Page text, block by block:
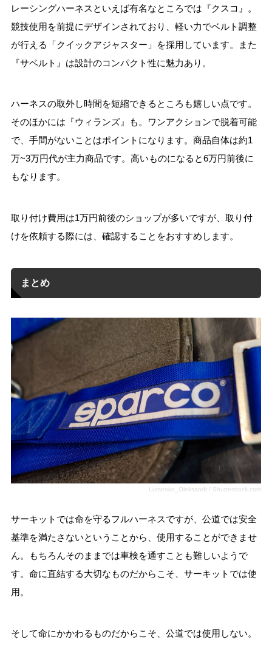
レーシングハーネスといえば有名なところでは『クスコ』。
競技使用を前提にデザインされており、軽い力でベルト調整
が行える「クイックアジャスター」を採用しています。また
『サベルト』は設計のコンパクト性に魅力あり。
ハーネスの取外し時間を短縮できるところも嬉しい点です。
そのほかには『ウィランズ』も。ワンアクションで脱着可能
で、手間がないことはポイントになります。商品自体は約1
万~3万円代が主力商品です。高いものになると6万円前後に
もなります。
取り付け費用は1万円前後のショップが多いですが、取り付
けを依頼する際には、確認することをおすすめします。
まとめ
Lutsenko_Oleksandr / Shutterstock.com
サーキットでは命を守るフルハーネスですが、公道では安全
基準を満たさないということから、使用することができませ
ん。もちろんそのままでは車検を通すことも難しいようで
す。命に直結する大切なものだからこそ、サーキットでは使
用。
そして命にかかわるものだからこそ、公道では使用しない。